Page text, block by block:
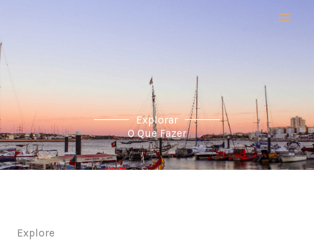
content
Explorar
O Que Fazer
Explore